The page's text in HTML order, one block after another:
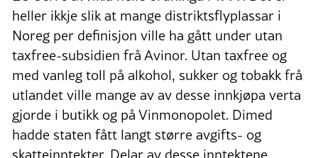
heller ikkje slik at mange distriktsflyplassar i
Noreg per definisjon ville ha gått under utan
taxfree-subsidien frå Avinor. Utan taxfree og
med vanleg toll på alkohol, sukker og tobakk frå
utlandet ville mange av av desse innkjøpa verta
gjorde i butikk og på Vinmonopolet. Dimed
hadde staten fått langt større avgifts- og